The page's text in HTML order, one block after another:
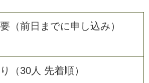
（前日までに申し込み）
（30人 先着順）